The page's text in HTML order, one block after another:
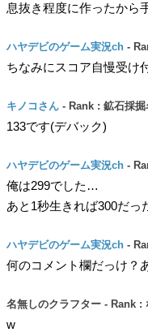
息抜き程度に作ったから
ハヤデビのゲーム実況ch -
ちなみにスコア自慢受け
キノコさん - Rank : 鉱石採
133です(デバック)
ハヤデビのゲーム実況ch -
俺は299でした…
あと1秒生きれば300だ
ハヤデビのゲーム実況ch -
何のコメント欄だっけ？
名無しのクラフター - Rank :
w